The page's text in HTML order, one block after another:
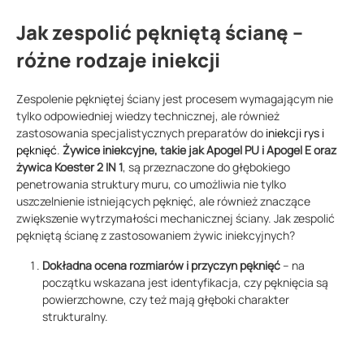
Jak zespolić pękniętą ścianę –
różne rodzaje iniekcji
Zespolenie pękniętej ściany jest procesem wymagającym nie
tylko odpowiedniej wiedzy technicznej, ale również
zastosowania specjalistycznych preparatów do iniekcji rys i
pęknięć. Żywice iniekcyjne, takie jak Apogel PU i Apogel E oraz
żywica Koester 2 IN 1, są przeznaczone do głębokiego
penetrowania struktury muru, co umożliwia nie tylko
uszczelnienie istniejących pęknięć, ale również znaczące
zwiększenie wytrzymałości mechanicznej ściany. Jak zespolić
pękniętą ścianę z zastosowaniem żywic iniekcyjnych?
Dokładna ocena rozmiarów i przyczyn pęknięć– na
początku wskazana jest identyfikacja, czy pęknięcia są
powierzchowne, czy też mają głęboki charakter
strukturalny.